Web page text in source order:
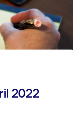
2022